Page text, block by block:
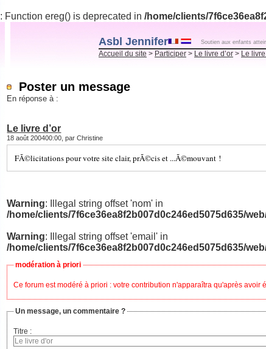
: Function ereg() is deprecated in /home/clients/
Soutien aux enfants
Asbl Jennifer
Accueil du site > Participer > Le livre d’or > Le livre
Poster un message
En réponse à :
Le livre d’or
18 août 200400:00, par Christine
FÃ©licitations pour votre site clair, prÃ©cis et ...Ã©mouvant !
Warning: Illegal string offset 'nom' in
/home/clients/7f6ce36ea8f2b007d0c246ed5075d635/
Warning: Illegal string offset 'email' in
/home/clients/7f6ce36ea8f2b007d0c246ed5075d635/
modération à priori
Ce forum est modéré à priori : votre contribution n'apparaîtra qu'après avoir
Un message, un commentaire ?
Titre :